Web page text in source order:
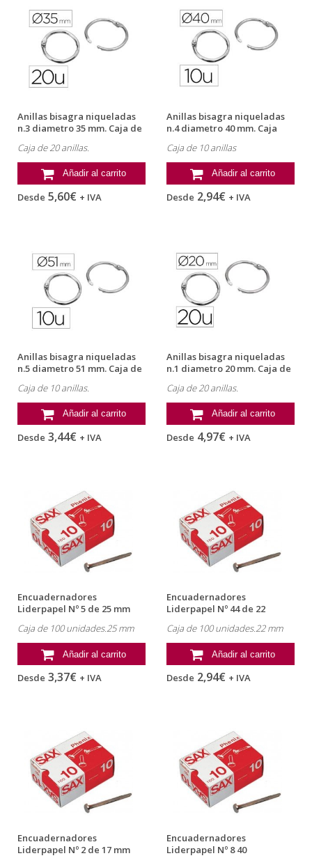
Anillas bisagra niqueladas
n.3 diametro 35 mm. Caja de
Caja de 20 anillas.
Añadir al carrito
Desde 5,60€ + IVA
Anillas bisagra niqueladas
n.4 diametro 40 mm. Caja
Caja de 10 anillas
Añadir al carrito
Desde 2,94€ + IVA
Anillas bisagra niqueladas
n.5 diametro 51 mm. Caja de
Caja de 10 anillas.
Añadir al carrito
Desde 3,44€ + IVA
Anillas bisagra niqueladas
n.1 diametro 20 mm. Caja de
Caja de 20 anillas.
Añadir al carrito
Desde 4,97€ + IVA
Encuadernadores
Liderpapel Nº 5 de 25 mm
Caja de 100 unidades.25 mm
Añadir al carrito
Desde 3,37€ + IVA
Encuadernadores
Liderpapel Nº 44 de 22
Caja de 100 unidades.22 mm
Añadir al carrito
Desde 2,94€ + IVA
Encuadernadores
Liderpapel Nº 2 de 17 mm
Encuadernadores
Liderpapel Nº 8 40